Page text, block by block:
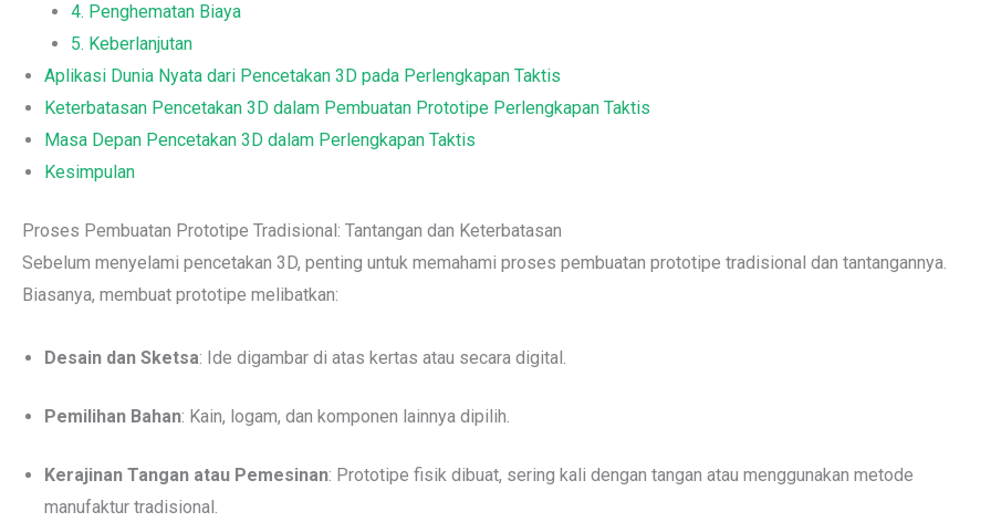
4. Penghematan Biaya
5. Keberlanjutan
Aplikasi Dunia Nyata dari Pencetakan 3D pada Perlengkapan Taktis
Keterbatasan Pencetakan 3D dalam Pembuatan Prototipe Perlengkapan Taktis
Masa Depan Pencetakan 3D dalam Perlengkapan Taktis
Kesimpulan
Proses Pembuatan Prototipe Tradisional: Tantangan dan Keterbatasan
Sebelum menyelami pencetakan 3D, penting untuk memahami proses pembuatan prototipe tradisional dan tantangannya.
Biasanya, membuat prototipe melibatkan:
Desain dan Sketsa: Ide digambar di atas kertas atau secara digital.
Pemilihan Bahan: Kain, logam, dan komponen lainnya dipilih.
Kerajinan Tangan atau Pemesinan: Prototipe fisik dibuat, sering kali dengan tangan atau menggunakan metode
manufaktur tradisional.